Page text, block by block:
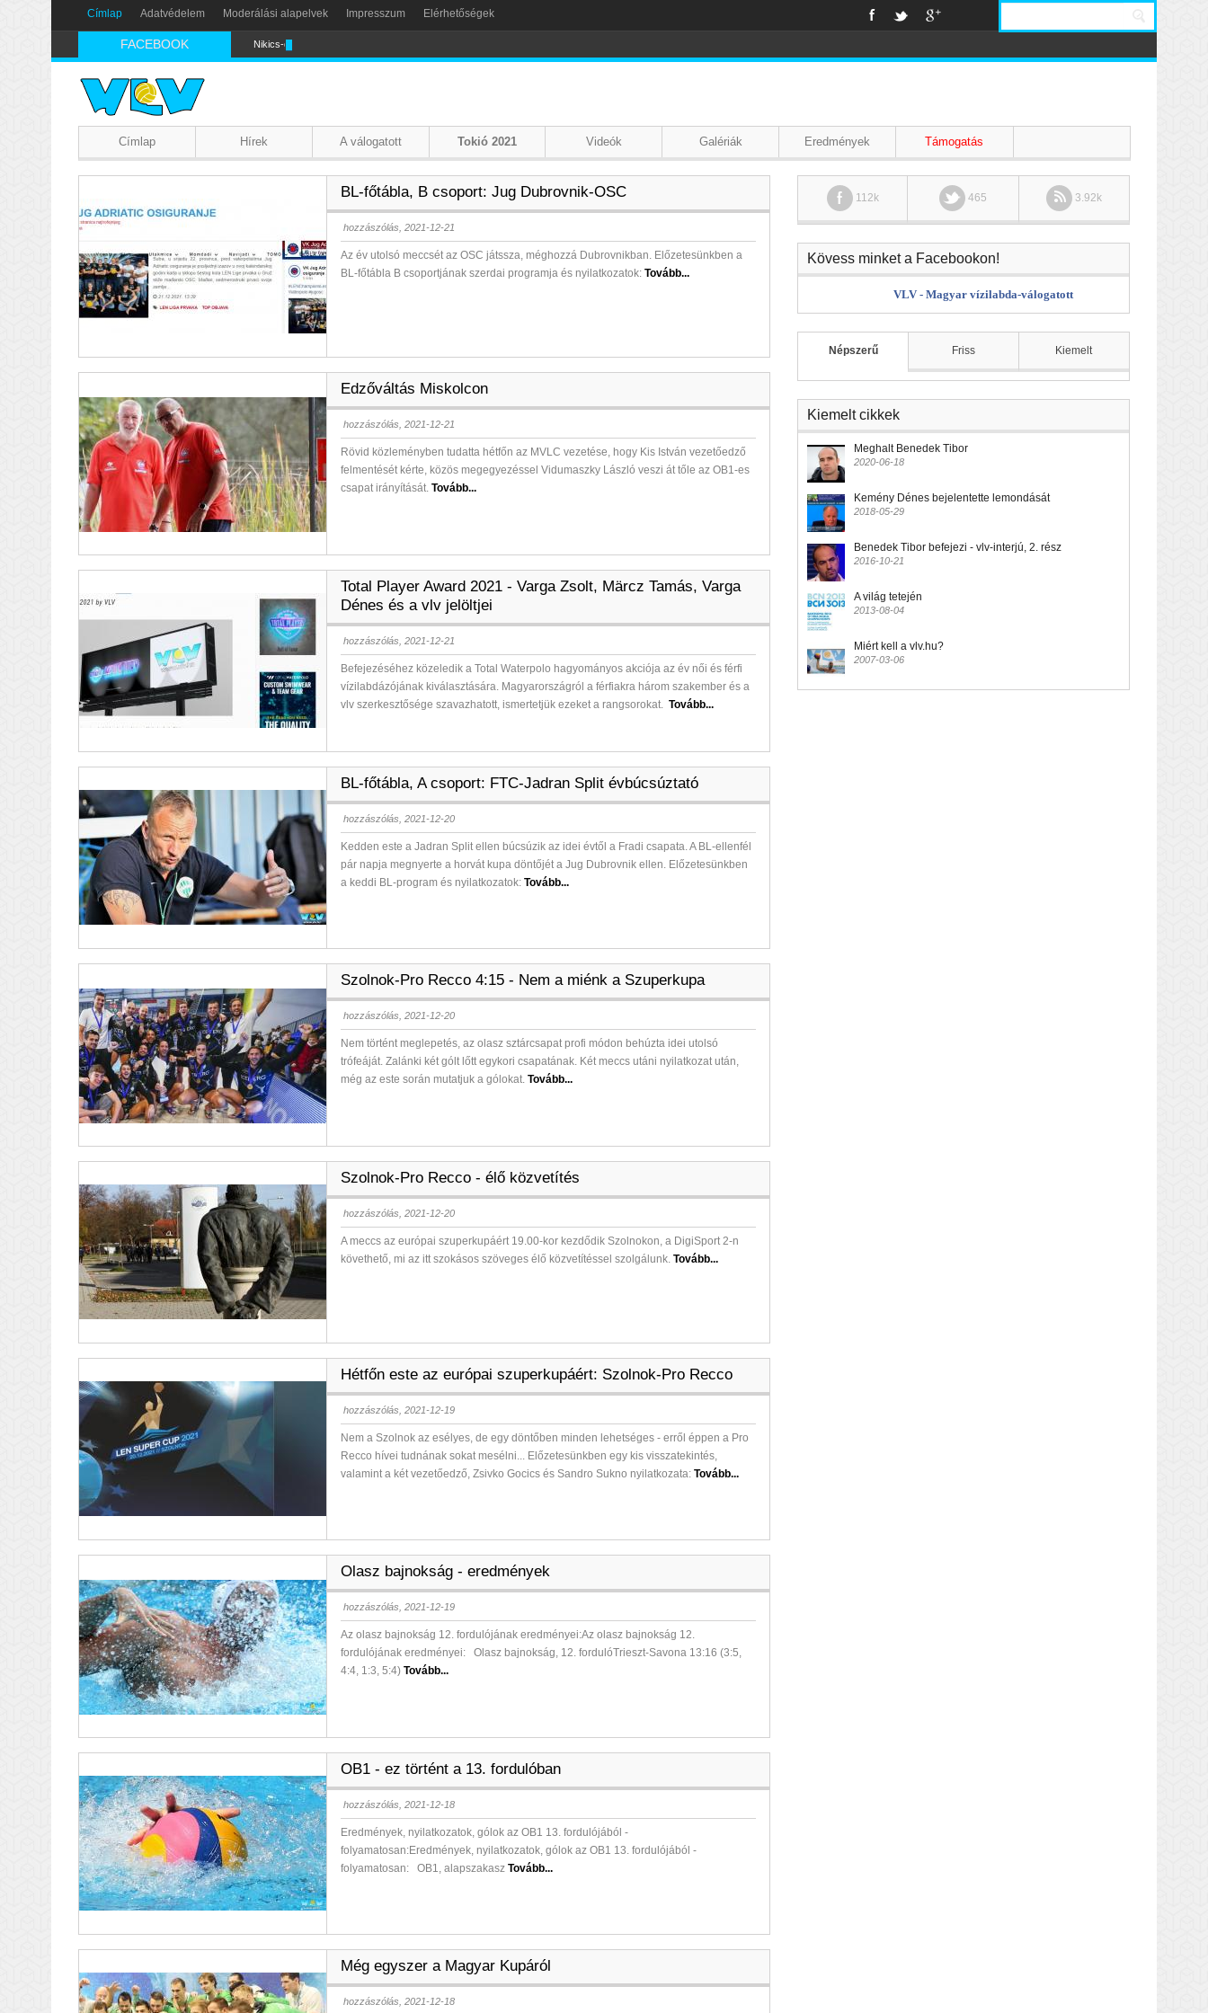
Címlap Adatvédelem Moderálási alapelvek Impresszum Elérhetőségek
FACEBOOK Nikics-gól lábbal
Címlap Hírek A válogatott Tokió 2021 Videók Galériák Eredmények Támogatás
BL-főtábla, B csoport: Jug Dubrovnik-OSC
hozzászólás, 2021-12-21
Az év utolsó meccsét az OSC játssza, méghozzá Dubrovnikban. Előzetesünkben a
BL-főtábla B csoportjának szerdai programja és nyilatkozatok:Tovább...
Edzőváltás Miskolcon
hozzászólás, 2021-12-21
Rövid közleményben tudatta hétfőn az MVLC vezetése, hogy Kis István vezetőedző
felmentését kérte, közös megegyezéssel Vidumaszky László veszi át tőle az OB1-es
csapat irányítását.Tovább...
Total Player Award 2021 - Varga Zsolt, Märcz Tamás, Varga
Dénes és a vlv jelöltjei
hozzászólás, 2021-12-21
Befejezéséhez közeledik a Total Waterpolo hagyományos akciója az év női és férfi
vízilabdázójának kiválasztására. Magyarországról a férfiakra három szakember és a
vlv szerkesztősége szavazhatott, ismertetjük ezeket a rangsorokat.Tovább...
BL-főtábla, A csoport: FTC-Jadran Split évbúcsúztató
hozzászólás, 2021-12-20
Kedden este a Jadran Split ellen búcsúzik az idei évtől a Fradi csapata. A BL-ellenfél
pár napja megnyerte a horvát kupa döntőjét a Jug Dubrovnik ellen. Előzetesünkben
a keddi BL-program és nyilatkozatok:Tovább...
Szolnok-Pro Recco 4:15 - Nem a miénk a Szuperkupa
hozzászólás, 2021-12-20
Nem történt meglepetés, az olasz sztárcsapat profi módon behúzta idei utolsó
trófeáját. Zalánki két gólt lőtt egykori csapatának. Két meccs utáni nyilatkozat után,
még az este során mutatjuk a gólokat.Tovább...
Szolnok-Pro Recco - élő közvetítés
hozzászólás, 2021-12-20
A meccs az európai szuperkupáért 19.00-kor kezdődik Szolnokon, a DigiSport 2-n
követhető, mi az itt szokásos szöveges élő közvetítéssel szolgálunk.Tovább...
Hétfőn este az európai szuperkupáért: Szolnok-Pro Recco
hozzászólás, 2021-12-19
Nem a Szolnok az esélyes, de egy döntőben minden lehetséges - erről éppen a Pro
Recco hívei tudnának sokat mesélni... Előzetesünkben egy kis visszatekintés,
valamint a két vezetőedző, Zsivko Gocics és Sandro Sukno nyilatkozata:Tovább...
Olasz bajnokság - eredmények
hozzászólás, 2021-12-19
Az olasz bajnokság 12. fordulójának eredményei:Az olasz bajnokság 12.
fordulójának eredményei: Olasz bajnokság, 12. fordulóTrieszt-Savona 13:16 (3:5,
4:4, 1:3, 5:4)Tovább...
OB1 - ez történt a 13. fordulóban
hozzászólás, 2021-12-18
Eredmények, nyilatkozatok, gólok az OB1 13. fordulójából -
folyamatosan:Eredmények, nyilatkozatok, gólok az OB1 13. fordulójából -
folyamatosan: OB1, alapszakaszTovább...
Még egyszer a Magyar Kupáról
hozzászólás, 2021-12-18
112k 465 3.92k
Kövess minket a Facebookon!
VLV - Magyar vízilabda-válogatott
Népszerű Friss Kiemelt
Kiemelt cikkek
Meghalt Benedek Tibor
2020-06-18
Kemény Dénes bejelentette lemondását
2018-05-29
Benedek Tibor befejezi - vlv-interjú, 2. rész
2016-10-21
A világ tetején
2013-08-04
Miért kell a vlv.hu?
2007-03-06